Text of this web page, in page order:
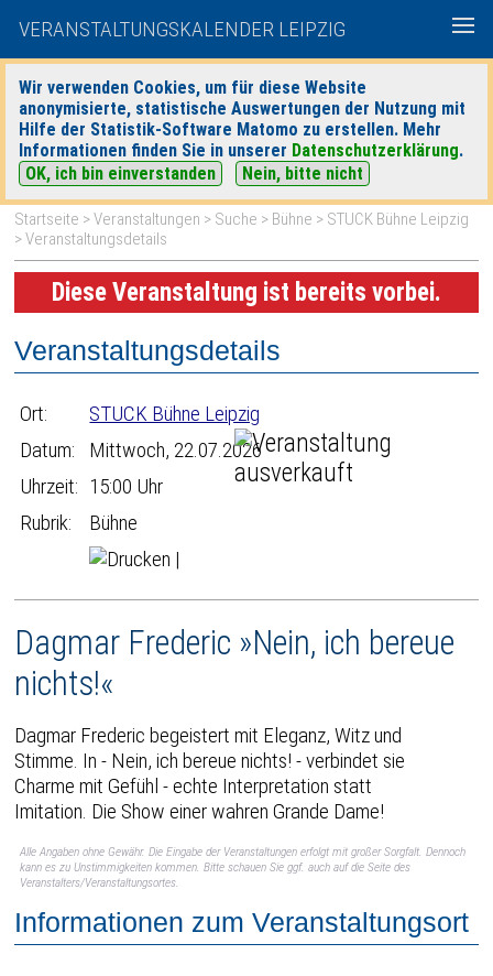
VERANSTALTUNGSKALENDER LEIPZIG
Wir verwenden Cookies, um für diese Website
anonymisierte, statistische Auswertungen der Nutzung mit
Hilfe der Statistik-Software Matomo zu erstellen. Mehr
Informationen finden Sie in unserer Datenschutzerklärung.
OK, ich bin einverstanden
Nein, bitte nicht
heute|morgen| Detaillierte Suche
Startseite >Veranstaltungen > Suche > Bühne > STUCK Bühne Leipzig
> Veranstaltungsdetails
Diese Veranstaltung ist bereits vorbei.
Veranstaltungsdetails
Ort:
STUCK Bühne Leipzig
Datum:
Mittwoch, 22.07.2026
Uhrzeit: 15:00 Uhr
Rubrik:
Bühne
|
Dagmar Frederic »Nein, ich bereue
nichts!«
Dagmar Frederic begeistert mit Eleganz, Witz und
Stimme. In - Nein, ich bereue nichts! - verbindet sie
Charme mit Gefühl - echte Interpretation statt
Imitation. Die Show einer wahren Grande Dame!
Alle Angaben ohne Gewähr. Die Eingabe der Veranstaltungen erfolgt mit großer Sorgfalt. Dennoch
kann es zu Unstimmigkeiten kommen. Bitte schauen Sie ggf. auch auf die Seite des
Veranstalters/Veranstaltungsortes.
Informationen zum Veranstaltungsort